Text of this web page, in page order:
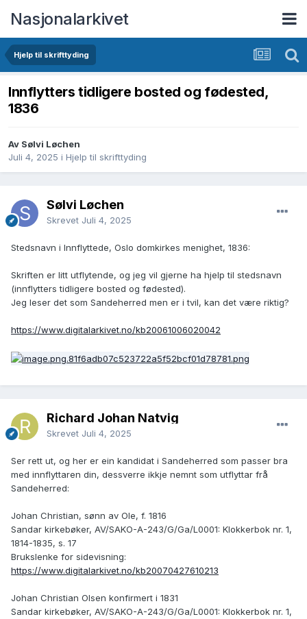
Nasjonalarkivet
Hjelp til skrifttyding
Innflytters tidligere bosted og fødested,
1836
Av Sølvi Løchen
Juli 4, 2025 i Hjelp til skrifttyding
Sølvi Løchen
Skrevet Juli 4, 2025
Stedsnavn i Innflyttede, Oslo domkirkes menighet, 1836:
Skriften er litt utflytende, og jeg vil gjerne ha hjelp til stedsnavn
(innflytters tidligere bosted og fødested).
Jeg leser det som Sandeherred men er i tvil, kan det være riktig?
https://www.digitalarkivet.no/kb20061006020042
Richard Johan Natvig
Skrevet Juli 4, 2025
Ser rett ut, og her er ein kandidat i Sandeherred som passer bra
med innflyttaren din, dessverre ikkje nemnt som utflyttar frå
Sandeherred:
Johan Christian, sønn av Ole, f. 1816
Sandar kirkebøker, AV/SAKO-A-243/G/Ga/L0001: Klokkerbok nr. 1,
1814-1835, s. 17
Brukslenke for sidevisning:
https://www.digitalarkivet.no/kb20070427610213
Johan Christian Olsen konfirmert i 1831
Sandar kirkebøker, AV/SAKO-A-243/G/Ga/L0001: Klokkerbok nr. 1,